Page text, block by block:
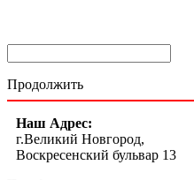
Продолжить
Наш Адрес:
г.Великий Новгород,
Воскресенский бульвар 13